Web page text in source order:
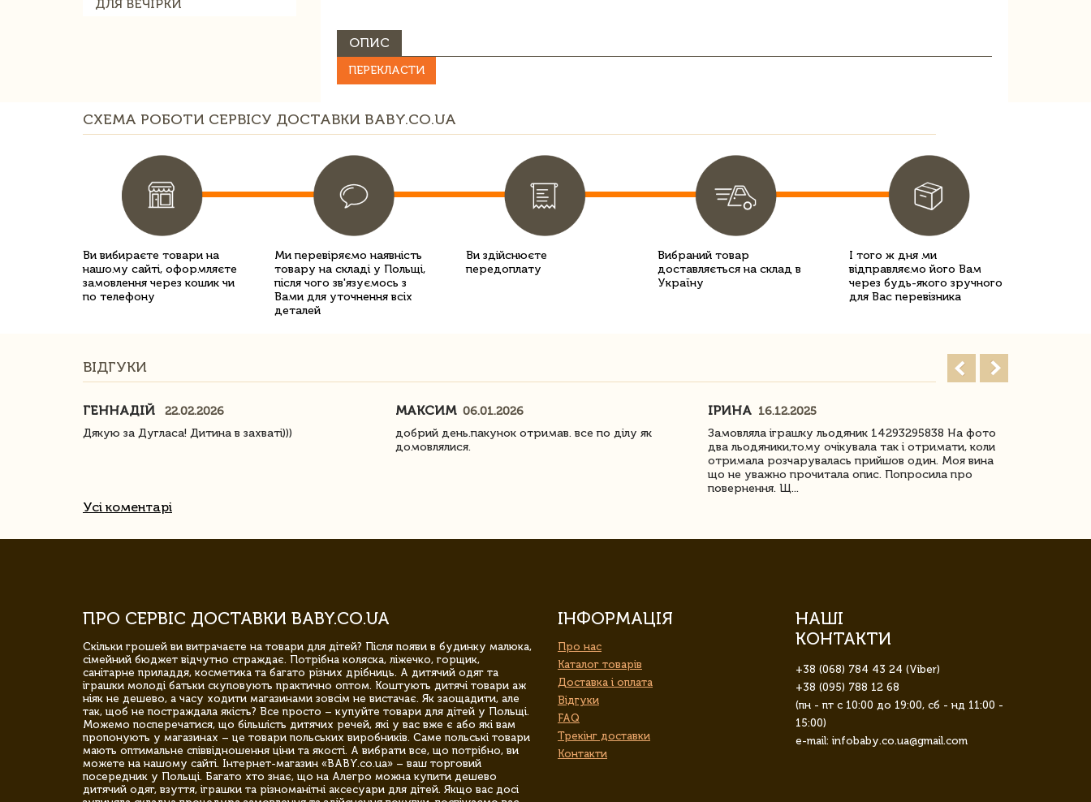
ДЛЯ ВЕЧІРКИ
ОПИС
ПЕРЕКЛАСТИ
СХЕМА РОБОТИ СЕРВІСУ ДОСТАВКИ BABY.CO.UA
Ви вибираєте товари на
нашому сайті, оформляєте
замовлення через кошик чи
по телефону
Ми перевіряємо наявність
товару на складі у Польщі,
після чого зв'язуємось з
Вами для уточнення всіх
деталей
Ви здійснюєте
передоплату
Вибраний товар
доставляється на склад в
Україну
І того ж дня ми
відправляємо його Вам
через будь-якого зручного
для Вас перевізника
ВІДГУКИ
ГЕННАДІЙ
22.02.2026
Дякую за Дугласа! Дитина в захваті)))
МАКСИМ 06.01.2026
добрий день.пакунок отримав. все по ділу як
домовлялися.
ІРИНА 16.12.2025
Замовляла іграшку льодяник 14293295838 На фото
два льодяники,тому очікувала так і отримати, коли
отримала розчарувалась прийшов один. Моя вина
що не уважно прочитала опис. Попросила про
повернення. Щ...
Усі коментарі
ПРО СЕРВІС ДОСТАВКИ BABY.CO.UA
Скільки грошей ви витрачаєте на товари для дітей? Після появи в будинку малюка,
сімейний бюджет відчутно страждає. Потрібна коляска, ліжечко, горщик,
санітарне приладдя, косметика та багато різних дрібниць. А дитячий одяг та
іграшки молоді батьки скуповують практично оптом. Коштують дитячі товари аж
ніяк не дешево, а часу ходити магазинами зовсім не вистачає. Як заощадити, але
так, щоб не постраждала якість? Все просто – купуйте товари для дітей у Польщі.
Можемо посперечатися, що більшість дитячих речей, які у вас вже є або які вам
пропонують у магазинах – це товари польських виробників. Саме польські товари
мають оптимальне співвідношення ціни та якості. А вибрати все, що потрібно, ви
можете на нашому сайті. Інтернет-магазин «BABY.co.ua» – ваш торговий
посередник у Польщі. Багато хто знає, що на Алегро можна купити дешево
дитячий одяг, взуття, іграшки та різноманітні аксесуари для дітей. Якщо вас досі
ІНФОРМАЦІЯ
Про нас
Каталог товарів
Доставка і оплата
Відгуки
FAQ
Трекінг доставки
Контакти
НАШІ
КОНТАКТИ
+38 (068) 784 43 24 (Viber)
+38 (095) 788 12 68
(пн - пт с 10:00 до 19:00, сб - нд 11:00 -
15:00)
e-mail: infobaby.co.ua@gmail.com